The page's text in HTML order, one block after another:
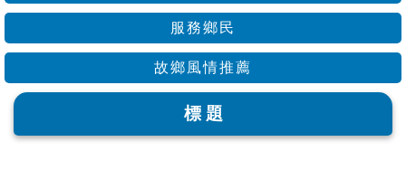
服務鄉民
故鄉風情推薦
標 題